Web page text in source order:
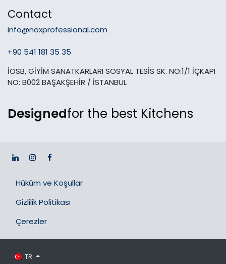
Designedfor the best Kitchens
Contact
info@noxprofessional.com
+90 541 181 35 35
İOSB, GİYİM SANATKARLARI SOSYAL TESİS SK. NO:1/1 İÇKAPI
NO: B002 BAŞAKŞEHİR / İSTANBUL
Hüküm ve Koşullar
Gizlilik Politikası
Çerezler
TR